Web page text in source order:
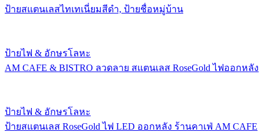
ป้ายสแตนเลสไทเทเนี่ยมสีดำ, ป้ายชื่อหมู่บ้าน
ป้ายไฟ & อักษรโลหะ
AM CAFE & BISTRO ลวดลาย สแตนเลส RoseGold ไฟออกหลัง
ป้ายไฟ & อักษรโลหะ
ป้ายสแตนเลส RoseGold ไฟ LED ออกหลัง ร้านคาเฟ่ AM CAFE